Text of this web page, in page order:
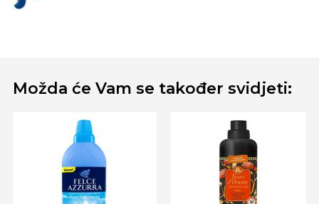
Možda će Vam se također svidjeti: